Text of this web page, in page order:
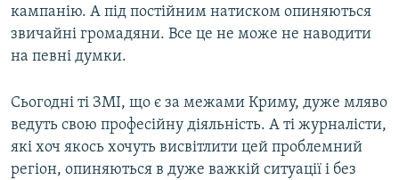
кампанію. А під постійним натиском опиняються
звичайні громадяни. Все це не може не наводити
на певні думки.
Сьогодні ті ЗМІ, що є за межами Криму, дуже мляво
ведуть свою професійну діяльність. А ті журналісти,
які хоч якось хочуть висвітлити цей проблемний
регіон, опиняються в дуже важкій ситуації і без